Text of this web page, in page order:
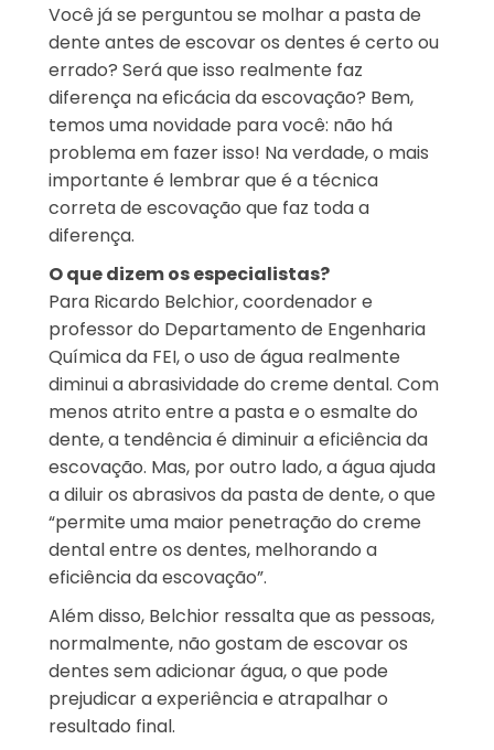
Você já se perguntou se molhar a pasta de
dente antes de escovar os dentes é certo ou
errado? Será que isso realmente faz
diferença na eficácia da escovação? Bem,
temos uma novidade para você: não há
problema em fazer isso! Na verdade, o mais
importante é lembrar que é a técnica
correta de escovação que faz toda a
diferença.
O que dizem os especialistas?
Para Ricardo Belchior, coordenador e
professor do Departamento de Engenharia
Química da FEI, o uso de água realmente
diminui a abrasividade do creme dental. Com
menos atrito entre a pasta e o esmalte do
dente, a tendência é diminuir a eficiência da
escovação. Mas, por outro lado, a água ajuda
a diluir os abrasivos da pasta de dente, o que
“permite uma maior penetração do creme
dental entre os dentes, melhorando a
eficiência da escovação”.
Além disso, Belchior ressalta que as pessoas,
normalmente, não gostam de escovar os
dentes sem adicionar água, o que pode
prejudicar a experiência e atrapalhar o
resultado final.